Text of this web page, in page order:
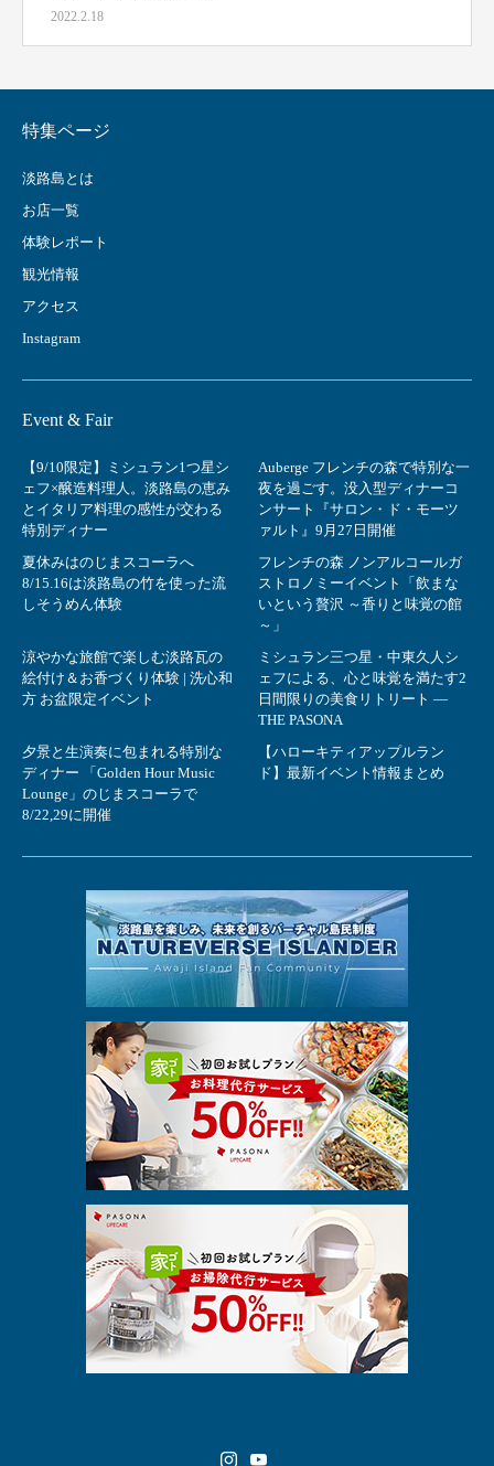
2022.2.18
特集ページ
淡路島とは
お店一覧
体験レポート
観光情報
アクセス
Instagram
Event & Fair
【9/10限定】ミシュラン1つ星シ
ェフ×醸造料理人。淡路島の恵み
とイタリア料理の感性が交わる
特別ディナー
Auberge フレンチの森で特別な一
夜を過ごす。没入型ディナーコ
ンサート『サロン・ド・モーツ
ァルト』9月27日開催
夏休みはのじまスコーラへ
8/15.16は淡路島の竹を使った流
しそうめん体験
フレンチの森 ノンアルコールガ
ストロノミーイベント「飲まな
いという贅沢 ～香りと味覚の館
～」
涼やかな旅館で楽しむ淡路瓦の
絵付け＆お香づくり体験 | 洗心和
方 お盆限定イベント
ミシュラン三つ星・中東久人シ
ェフによる、心と味覚を満たす2
日間限りの美食リトリート ―
THE PASONA
夕景と生演奏に包まれる特別な
ディナー 「Golden Hour Music
Lounge」のじまスコーラで
8/22,29に開催
【ハローキティアップルラン
ド】最新イベント情報まとめ